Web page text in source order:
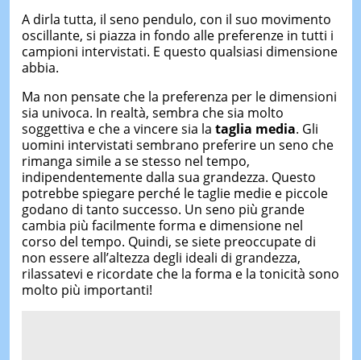
A dirla tutta, il seno pendulo, con il suo movimento
oscillante, si piazza in fondo alle preferenze in tutti i
campioni intervistati. E questo qualsiasi dimensione
abbia.
Ma non pensate che la preferenza per le dimensioni
sia univoca. In realtà, sembra che sia molto
soggettiva e che a vincere sia la taglia media. Gli
uomini intervistati sembrano preferire un seno che
rimanga simile a se stesso nel tempo,
indipendentemente dalla sua grandezza. Questo
potrebbe spiegare perché le taglie medie e piccole
godano di tanto successo. Un seno più grande
cambia più facilmente forma e dimensione nel
corso del tempo. Quindi, se siete preoccupate di
non essere all’altezza degli ideali di grandezza,
rilassatevi e ricordate che la forma e la tonicità sono
molto più importanti!